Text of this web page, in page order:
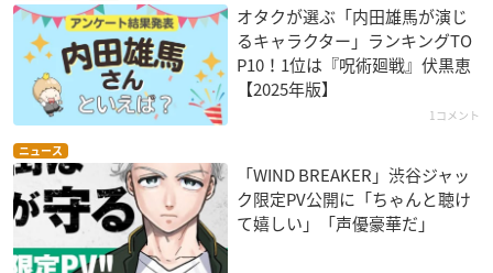
オタクが選ぶ「内田雄馬が演じ
るキャラクター」ランキングTO
P10！1位は『呪術廻戦』伏黒恵
【2025年版】
1コメント
ニュース
「WIND BREAKER」渋谷ジャッ
ク限定PV公開に「ちゃんと聴け
て嬉しい」「声優豪華だ」